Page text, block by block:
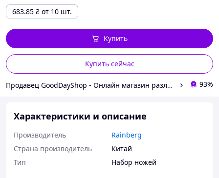
683.85 ₴ от 10 шт.
Купить сейчас
Купить
Продавец GoodDayShop - Онлайн магазин различных товаров 93%
Характеристики и описание
Производитель
Rainberg
Страна производитель
Китай
Тип
Набор ножей